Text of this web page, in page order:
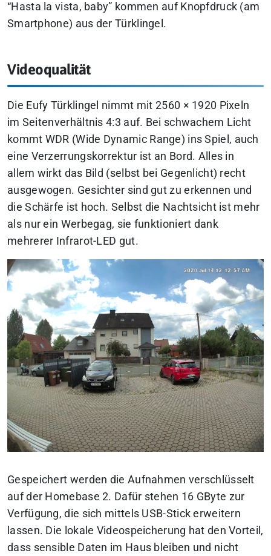
“Hasta la vista, baby” kommen auf Knopfdruck (am
Smartphone) aus der Türklingel.
Videoqualität
Die Eufy Türklingel nimmt mit 2560 × 1920 Pixeln
im Seitenverhältnis 4:3 auf. Bei schwachem Licht
kommt WDR (Wide Dynamic Range) ins Spiel, auch
eine Verzerrungskorrektur ist an Bord. Alles in
allem wirkt das Bild (selbst bei Gegenlicht) recht
ausgewogen. Gesichter sind gut zu erkennen und
die Schärfe ist hoch. Selbst die Nachtsicht ist mehr
als nur ein Werbegag, sie funktioniert dank
mehrerer Infrarot-LED gut.
Gespeichert werden die Aufnahmen verschlüsselt
auf der Homebase 2. Dafür stehen 16 GByte zur
Verfügung, die sich mittels USB-Stick erweitern
lassen. Die lokale Videospeicherung hat den Vorteil,
dass sensible Daten im Haus bleiben und nicht